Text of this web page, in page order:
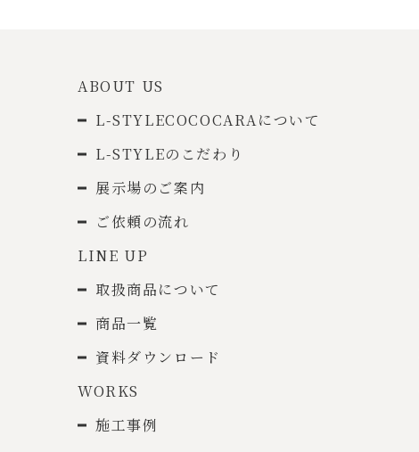
ABOUT US
L-STYLECOCOCARAについて
L-STYLEのこだわり
展示場のご案内
ご依頼の流れ
LINE UP
取扱商品について
商品一覧
資料ダウンロード
WORKS
施工事例